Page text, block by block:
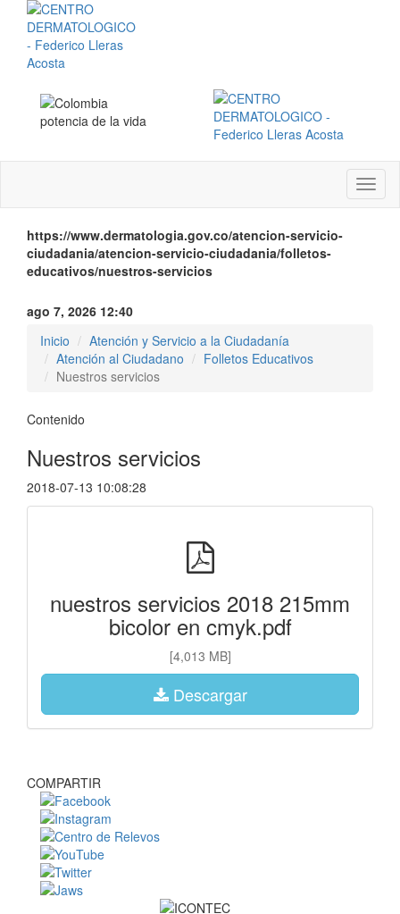
Menú
https://www.dermatologia.gov.co/atencion-servicio-
ciudadania/atencion-servicio-ciudadania/folletos-
educativos/nuestros-servicios
ago 7, 2026 12:40
Inicio
Atención y Servicio a la Ciudadanía
Atención al Ciudadano
Folletos Educativos
Nuestros servicios
Contenido
Nuestros servicios
2018-07-13 10:08:28
nuestros servicios 2018 215mm
bicolor en cmyk.pdf
[4,013 MB]
Descargar
COMPARTIR